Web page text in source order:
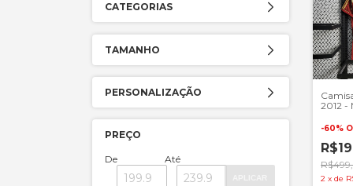
CATEGORIAS
TAMANHO
PERSONALIZAÇÃO
PREÇO
De Até
2012 -
-60%
2 x de